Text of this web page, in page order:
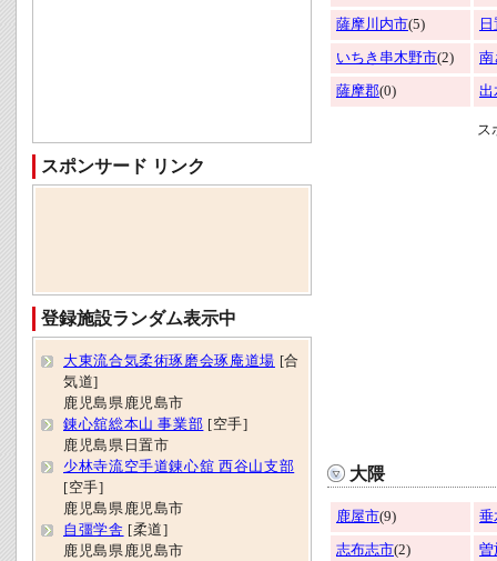
薩摩川内市(5)
いちき串木野市(2) 南
薩摩郡(0) 出
ス
大隈
鹿屋市(9) 垂
志布志市(2) 曽
スポンサード リンク
登録施設ランダム表示中
大東流合気柔術琢磨会琢庵道場 [合
気道]
鹿児島県鹿児島市
錬心舘総本山 事業部 [空手]
鹿児島県日置市
少林寺流空手道錬心舘 西谷山支部
[空手]
鹿児島県鹿児島市
自彊学舎 [柔道]
鹿児島県鹿児島市